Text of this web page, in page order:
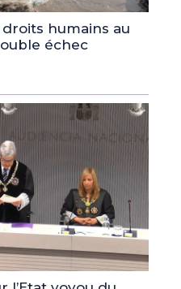
droits humains au
échec